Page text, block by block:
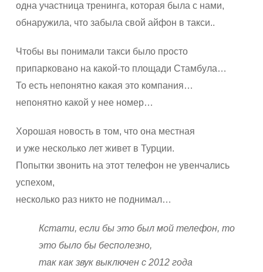
одна участница тренинга, которая была с нами,
обнаружила, что забыла свой айфон в такси..
Чтобы вы понимали такси было просто
припарковано на какой-то площади Стамбула…
То есть непонятно какая это компания…
непонятно какой у нее номер…
Хорошая новость в том, что она местная
и уже несколько лет живет в Турции.
Попытки звонить на этот телефон не увенчались
успехом,
несколько раз никто не поднимал…
Кстати, если бы это был мой телефон, то
это было бы бесполезно,
так как звук выключен с 2012 года